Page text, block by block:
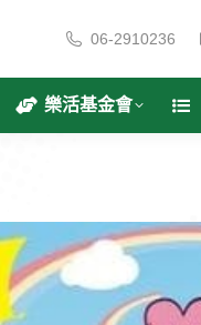
06-2910236
樂活基金會